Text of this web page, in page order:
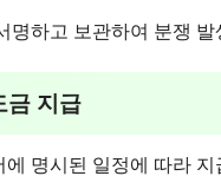
명하고 보관하여 분쟁
금 지급
명시된 일정에 따라